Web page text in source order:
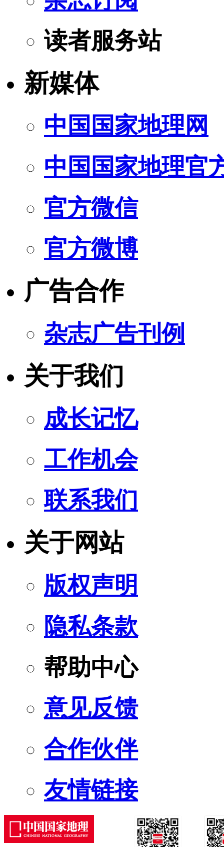
读者服务站
新媒体
中国国家地理网
中国国家地理官
官方微信
官方微博
广告合作
杂志广告刊例
关于我们
成长记忆
工作机会
联系我们
关于网站
版权声明
隐私条款
帮助中心
意见反馈
合作伙伴
友情链接